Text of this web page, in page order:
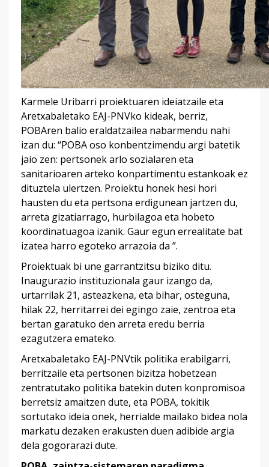
Karmele Uribarri proiektuaren ideiatzaile eta
Aretxabaletako EAJ-PNVko kideak, berriz,
POBAren balio eraldatzailea nabarmendu nahi
izan du: “POBA oso konbentzimendu argi batetik
jaio zen: pertsonek arlo sozialaren eta
sanitarioaren arteko konpartimentu estankoak ez
dituztela ulertzen. Proiektu honek hesi hori
hausten du eta pertsona erdigunean jartzen du,
arreta gizatiarrago, hurbilagoa eta hobeto
koordinatuagoa izanik. Gaur egun errealitate bat
izatea harro egoteko arrazoia da ”.
Proiektuak bi une garrantzitsu biziko ditu.
Inaugurazio instituzionala gaur izango da,
urtarrilak 21, asteazkena, eta bihar, osteguna,
hilak 22, herritarrei dei egingo zaie, zentroa eta
bertan garatuko den arreta eredu berria
ezagutzera emateko.
Aretxabaletako EAJ-PNVtik politika erabilgarri,
berritzaile eta pertsonen bizitza hobetzean
zentratutako politika batekin duten konpromisoa
berretsiz amaitzen dute, eta POBA, tokitik
sortutako ideia onek, herrialde mailako bidea nola
markatu dezaken erakusten duen adibide argia
dela gogorarazi dute.